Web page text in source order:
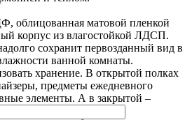
облицованная матовой пленкой
корпус из влагостойкой ЛДСП.
сохранит первозданный вид в
ванной комнаты.
хранение. В открытой полках
предметы ежедневного
элементы. А в закрытой –
личной гигиены.